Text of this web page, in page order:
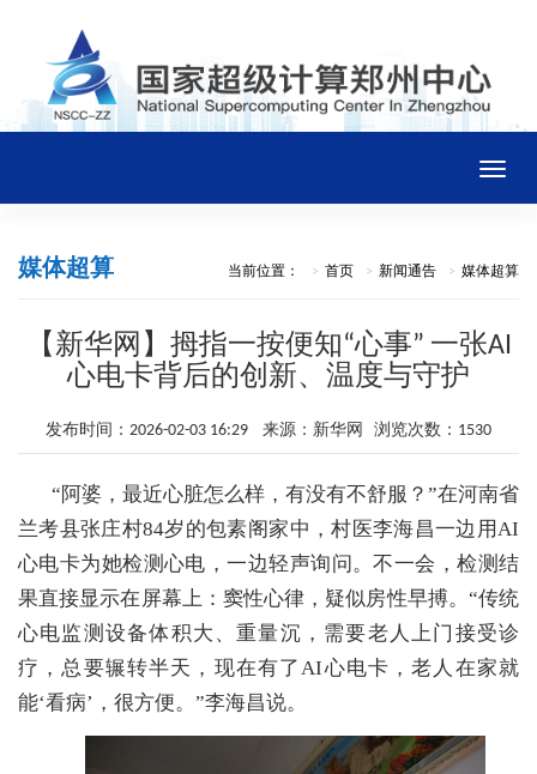
Toggle
首页
中心概况
解决方案
用户中心
媒体超算 当前位置： 首页 新闻通告 媒体超算
【新华网】拇指一按便知“心事” 一张AI
心电卡背后的创新、温度与守护
发布时间：2026-02-03 16:29 来源：新华网 浏览次数：1530
“阿婆，最近心脏怎么样，有没有不舒服？”在河南省
兰考县张庄村84岁的包素阁家中，村医李海昌一边用AI
心电卡为她检测心电，一边轻声询问。不一会，检测结
果直接显示在屏幕上：窦性心律，疑似房性早搏。“传统
心电监测设备体积大、重量沉，需要老人上门接受诊
疗，总要辗转半天，现在有了AI心电卡，老人在家就
能‘看病’，很方便。”李海昌说。